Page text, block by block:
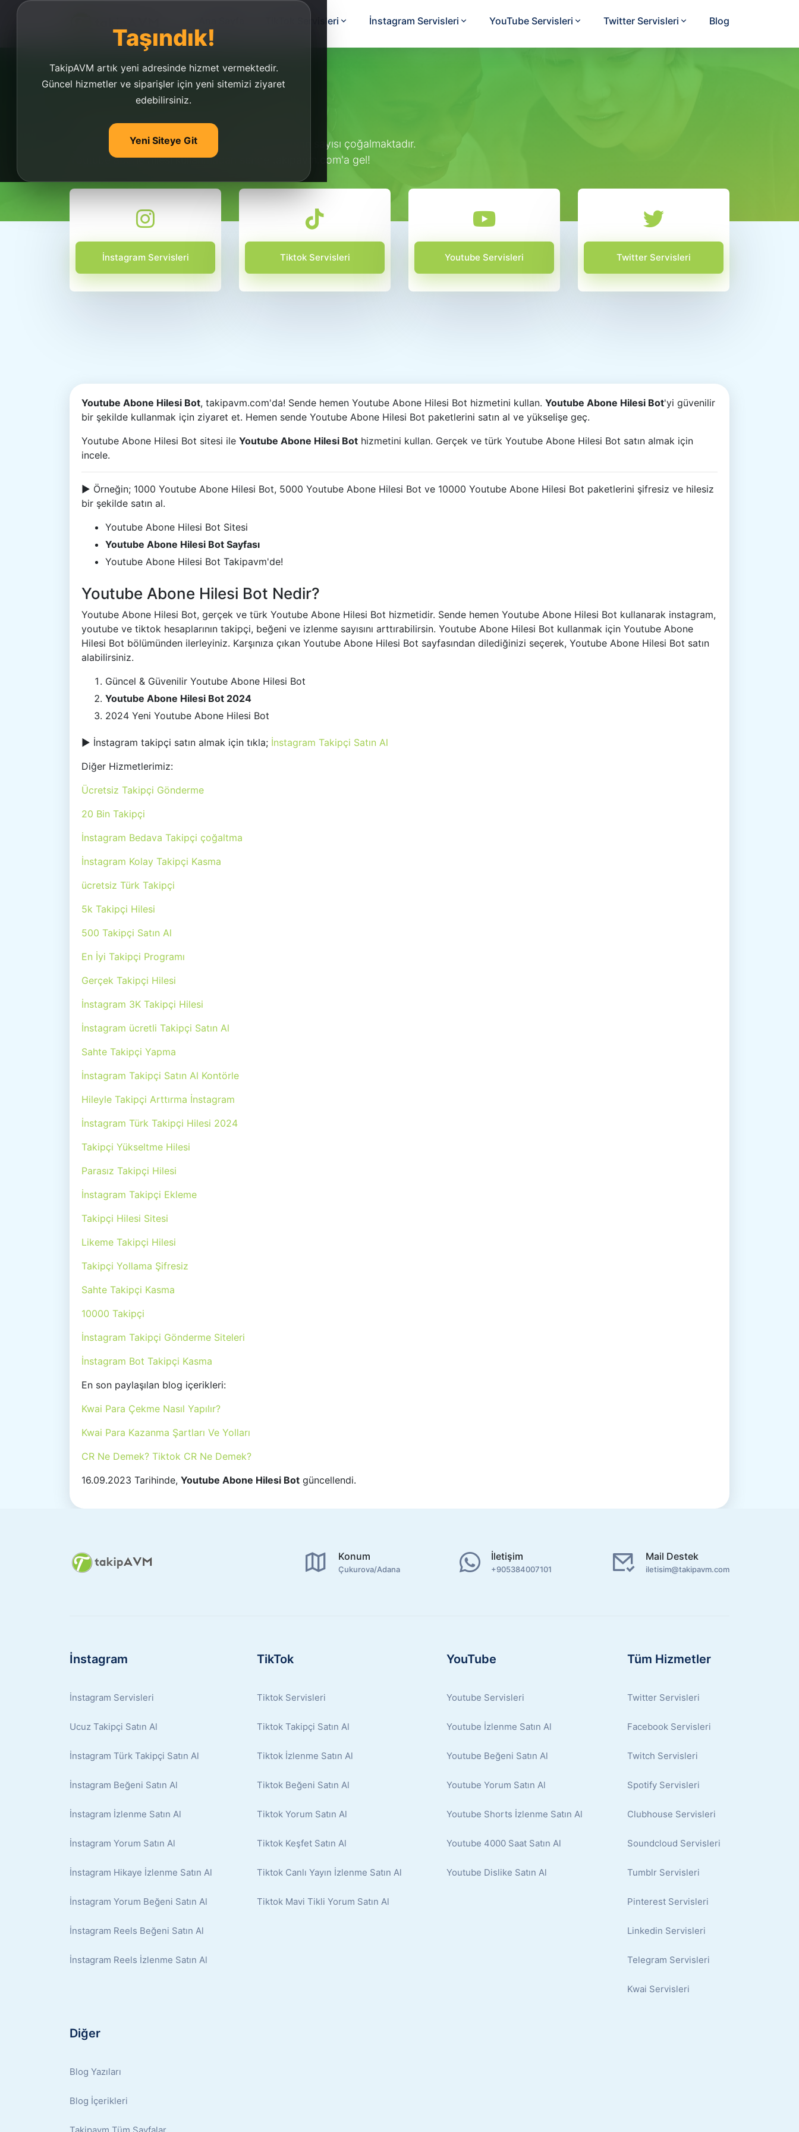
Taşındık!
TakipAVM artık yeni adresinde hizmet vermektedir.
Güncel hizmetler ve siparişler için yeni sitemizi ziyaret
edebilirsiniz.
Yeni Siteye Git
TikTok Servisleri İnstagram Servisleri YouTube Servisleri Twitter Servisleri Blog
Youtube abone hilesi ile bot satımı yapan sitelerin sayısı çoğalmaktadır.
Youtube abone hilesi kullanmadan sende takipavm.com'a gel!
İnstagram Servisleri Tiktok Servisleri Youtube Servisleri Twitter Servisleri
Youtube Abone Hilesi Bot, takipavm.com'da! Sende hemen Youtube Abone Hilesi Bot hizmetini kullan. Youtube Abone Hilesi Bot'yi güvenilir
bir şekilde kullanmak için ziyaret et. Hemen sende Youtube Abone Hilesi Bot paketlerini satın al ve yükselişe geç.
Youtube Abone Hilesi Bot sitesi ile Youtube Abone Hilesi Bot hizmetini kullan. Gerçek ve türk Youtube Abone Hilesi Bot satın almak için
incele.
► Örneğin; 1000 Youtube Abone Hilesi Bot, 5000 Youtube Abone Hilesi Bot ve 10000 Youtube Abone Hilesi Bot paketlerini şifresiz ve hilesiz
bir şekilde satın al.
Youtube Abone Hilesi Bot Sitesi
Youtube Abone Hilesi Bot Sayfası
Youtube Abone Hilesi Bot Takipavm'de!
Youtube Abone Hilesi Bot Nedir?
Youtube Abone Hilesi Bot, gerçek ve türk Youtube Abone Hilesi Bot hizmetidir. Sende hemen Youtube Abone Hilesi Bot kullanarak instagram,
youtube ve tiktok hesaplarının takipçi, beğeni ve izlenme sayısını arttırabilirsin. Youtube Abone Hilesi Bot kullanmak için Youtube Abone
Hilesi Bot bölümünden ilerleyiniz. Karşınıza çıkan Youtube Abone Hilesi Bot sayfasından dilediğinizi seçerek, Youtube Abone Hilesi Bot satın
alabilirsiniz.
Güncel & Güvenilir Youtube Abone Hilesi Bot
Youtube Abone Hilesi Bot 2024
2024 Yeni Youtube Abone Hilesi Bot
► İnstagram takipçi satın almak için tıkla; İnstagram Takipçi Satın Al
Diğer Hizmetlerimiz:
Ücretsiz Takipçi Gönderme
20 Bin Takipçi
İnstagram Bedava Takipçi çoğaltma
İnstagram Kolay Takipçi Kasma
ücretsiz Türk Takipçi
5k Takipçi Hilesi
500 Takipçi Satın Al
En İyi Takipçi Programı
Gerçek Takipçi Hilesi
İnstagram 3K Takipçi Hilesi
İnstagram ücretli Takipçi Satın Al
Sahte Takipçi Yapma
İnstagram Takipçi Satın Al Kontörle
Hileyle Takipçi Arttırma İnstagram
İnstagram Türk Takipçi Hilesi 2024
Takipçi Yükseltme Hilesi
Parasız Takipçi Hilesi
İnstagram Takipçi Ekleme
Takipçi Hilesi Sitesi
Likeme Takipçi Hilesi
Takipçi Yollama Şifresiz
Sahte Takipçi Kasma
10000 Takipçi
İnstagram Takipçi Gönderme Siteleri
İnstagram Bot Takipçi Kasma
En son paylaşılan blog içerikleri:
Kwai Para Çekme Nasıl Yapılır?
Kwai Para Kazanma Şartları Ve Yolları
CR Ne Demek? Tiktok CR Ne Demek?
16.09.2023 Tarihinde, Youtube Abone Hilesi Bot güncellendi.
Konum
Çukurova/Adana
İletişim
+905384007101
Mail Destek
iletisim@takipavm.com
İnstagram
İnstagram Servisleri
Ucuz Takipçi Satın Al
İnstagram Türk Takipçi Satın Al
İnstagram Beğeni Satın Al
İnstagram İzlenme Satın Al
İnstagram Yorum Satın Al
İnstagram Hikaye İzlenme Satın Al
İnstagram Yorum Beğeni Satın Al
İnstagram Reels Beğeni Satın Al
İnstagram Reels İzlenme Satın Al
TikTok
Tiktok Servisleri
Tiktok Takipçi Satın Al
Tiktok İzlenme Satın Al
Tiktok Beğeni Satın Al
Tiktok Yorum Satın Al
Tiktok Keşfet Satın Al
Tiktok Canlı Yayın İzlenme Satın Al
Tiktok Mavi Tikli Yorum Satın Al
YouTube
Youtube Servisleri
Youtube İzlenme Satın Al
Youtube Beğeni Satın Al
Youtube Yorum Satın Al
Youtube Shorts İzlenme Satın Al
Youtube 4000 Saat Satın Al
Youtube Dislike Satın Al
Tüm Hizmetler
Twitter Servisleri
Facebook Servisleri
Twitch Servisleri
Spotify Servisleri
Clubhouse Servisleri
Soundcloud Servisleri
Tumblr Servisleri
Pinterest Servisleri
Linkedin Servisleri
Telegram Servisleri
Kwai Servisleri
Diğer
Blog Yazıları
Blog İçerikleri